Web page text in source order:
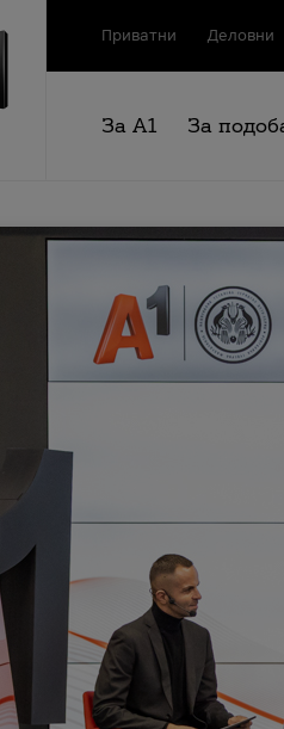
Приватни Деловни
За А1 За